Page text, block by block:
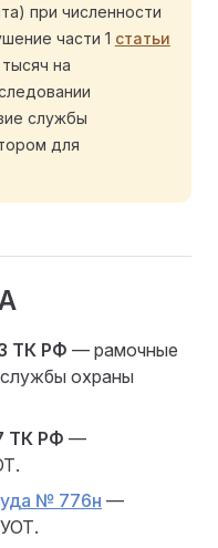
при численности
части 1 статьи
на
службы
для
ТК РФ — рамочные
службы охраны
ТК РФ —
№ 776н —